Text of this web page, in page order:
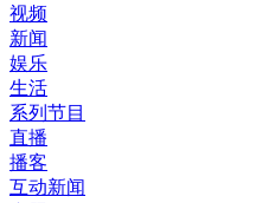
视频
新闻
娱乐
生活
系列节目
直播
播客
互动新闻